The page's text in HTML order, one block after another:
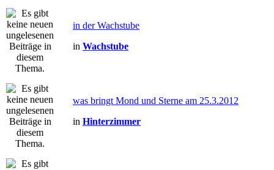
in der Wachstube
in Wachstube
was bringt Mond und Sterne am 25.3.2012
in Hinterzimmer